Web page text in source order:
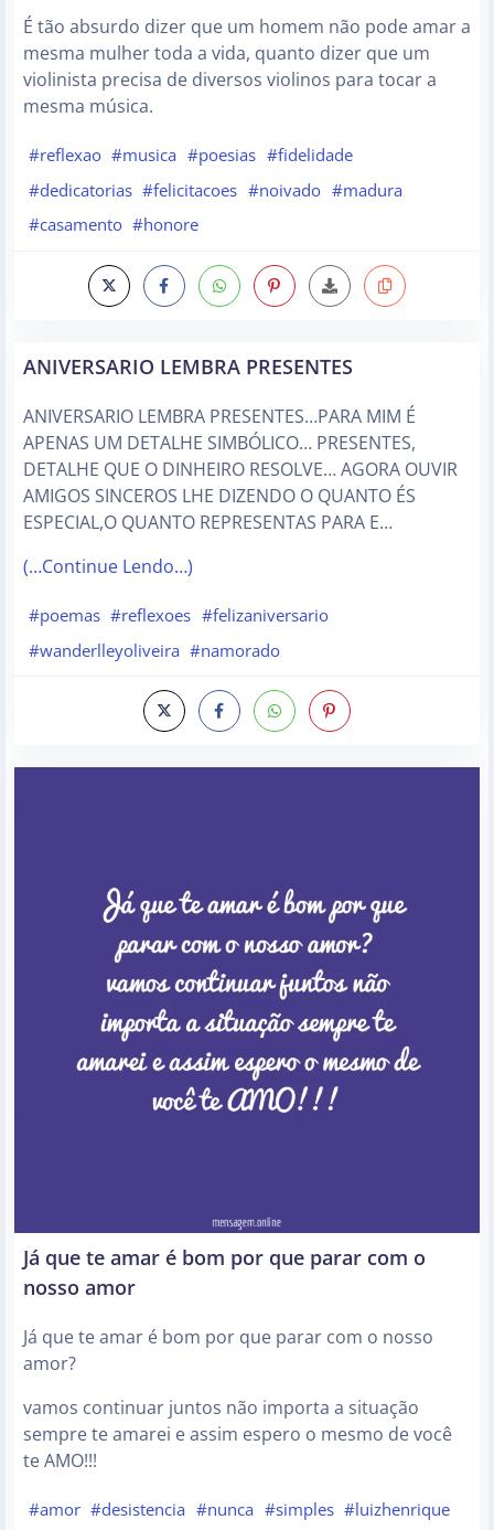
É tão absurdo dizer que um homem não pode amar a
mesma mulher toda a vida, quanto dizer que um
violinista precisa de diversos violinos para tocar a
mesma música.
#reflexao #musica #poesias #fidelidade
#dedicatorias #felicitacoes #noivado #madura
#casamento #honore
ANIVERSARIO LEMBRA PRESENTES
ANIVERSARIO LEMBRA PRESENTES…PARA MIM É
APENAS UM DETALHE SIMBÓLICO… PRESENTES,
DETALHE QUE O DINHEIRO RESOLVE… AGORA OUVIR
AMIGOS SINCEROS LHE DIZENDO O QUANTO ÉS
ESPECIAL,O QUANTO REPRESENTAS PARA E…
(…Continue Lendo…)
#poemas #reflexoes #felizaniversario
#wanderlleyoliveira #namorado
Já que te amar é bom por que parar com o
nosso amor
Já que te amar é bom por que parar com o nosso
amor?
vamos continuar juntos não importa a situação
sempre te amarei e assim espero o mesmo de você
te AMO!!!
#amor #desistencia #nunca #simples #luizhenrique